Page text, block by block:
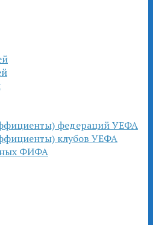
федераций УЕФА
клубов УЕФА
ФИФА